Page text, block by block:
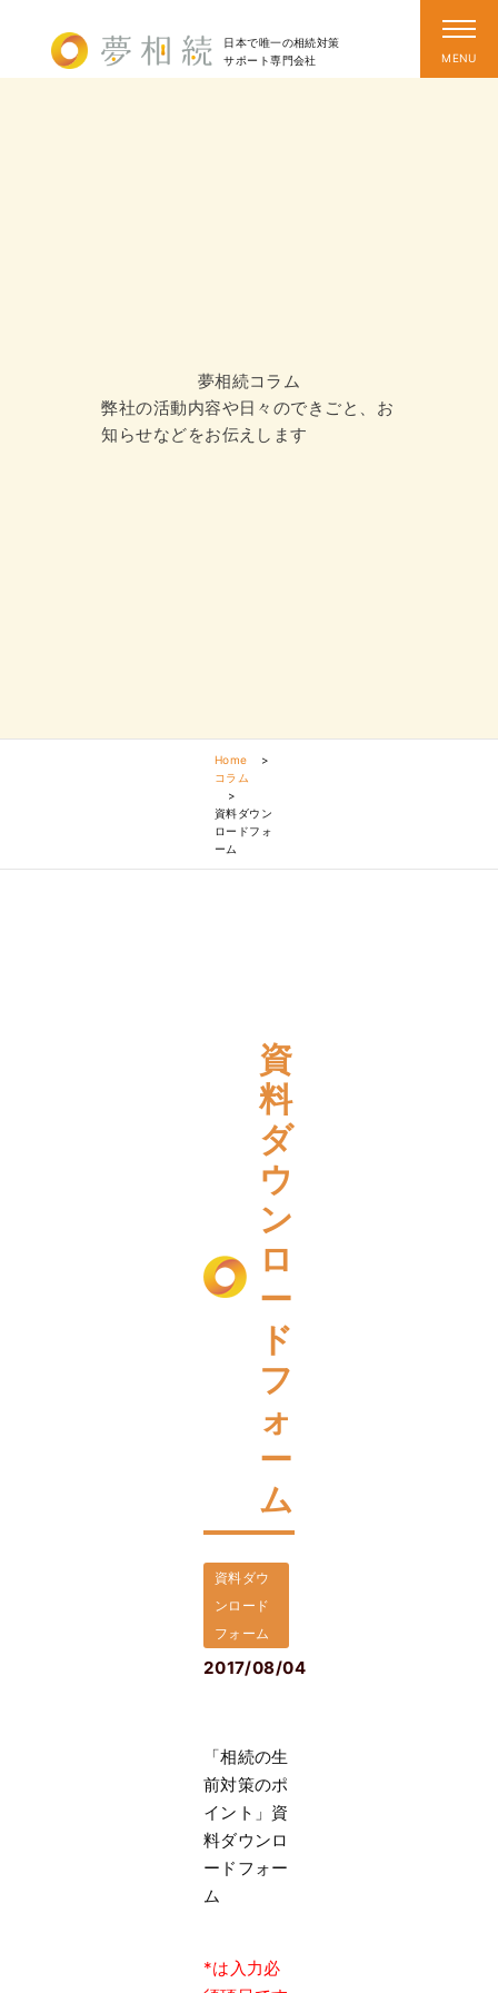
日本で唯一の相続対策
サポート専門会社
夢相続コラム
弊社の活動内容や日々のできごと、お
知らせなどをお伝えします
Home
>
コラム
>
資料ダウン
ロードフォ
ーム
資
料
ダ
ウ
ン
ロ
ー
ド
フ
ォ
ー
ム
資料ダウ
ンロード
フォーム
2017/08/04
「相続の生
前対策のポ
イント」資
料ダウンロ
ードフォー
ム
*は入力必